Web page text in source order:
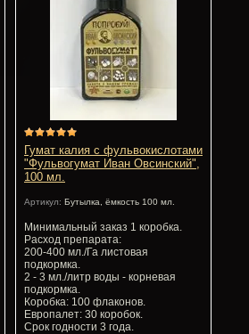
Гумат калия с фульвокислотами
"Фульвогумат Иван Овсинский",
100 мл.
Артикул: Бутылка, ёмкость 100 мл.
Минимальный заказ 1 коробка.
Расход препарата:
200-400 мл./Га листовая
подкормка.
2 - 3 мл./литр воды - корневая
подкормка.
Коробка: 100 флаконов.
Европалет: 30 коробок.
Срок годности 3 года.